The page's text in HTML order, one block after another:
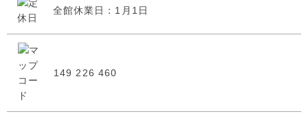
全館休業日：1月1日
149 226 460